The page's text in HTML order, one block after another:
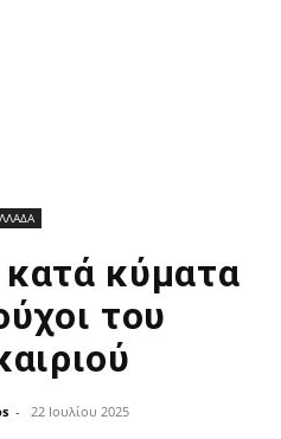
κύματα
του
- 22 Ιουλίου 2025